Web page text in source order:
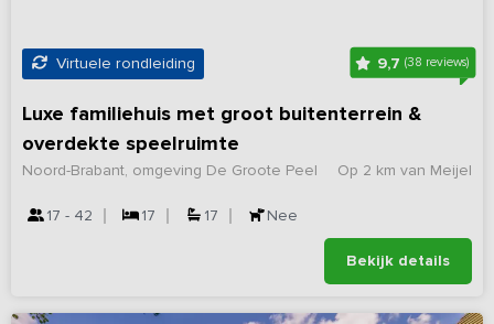
Virtuele rondleiding 9,7(38 reviews)
Luxe familiehuis met groot buitenterrein &
overdekte speelruimte
Op 2 km van Meijel
Noord-Brabant, omgeving De Groote Peel
17 - 42 17 17 Nee
Bekijk details